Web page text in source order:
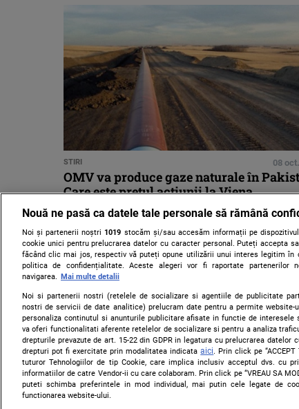
STIRI 08
OMV va produce gaze naturale în
Care este preţul acţiunii la Viena
Citarea se poate face în limita a 250 de semne. Nici o
Nouă ne pasă ca datele tale personale să rămână
Noi și partenerii noștri1019 stocăm și/sau accesăm informații pe
cookie unici pentru prelucrarea datelor cu caracter personal. Puteți accepta
făcând clic mai jos, respectiv vă puteți opune utilizării unui interes legitim în
politica de confidențialitate. Aceste alegeri vor fi raportate
navigarea.
Mai multe detalii
Noi si partenerii nostri (retelele de socializare si agentiile de publicitate
nostri de servicii de date analitice) prelucram date pentru a permite website-
personaliza continutul si anunturile publicitare afisate in functie de interesele
va oferi functionalitati aferente retelelor de socializare si pentru a analiza
drepturile prevazute de art. 15-22 din GDPR in legatura cu prelucrarea datelor
drepturi pot fi exercitate prin modalitatea indicataaici. Prin click pe
tuturor Tehnologiilor de tip Cookie, care implica inclusiv acceptul dvs. cu
informatiilor de catre Vendor-ii cu care colaboram. Prin click pe “VREAU SA
puteti schimba preferintele in mod individual, mai putin cele legate de
functionarea website-ului.